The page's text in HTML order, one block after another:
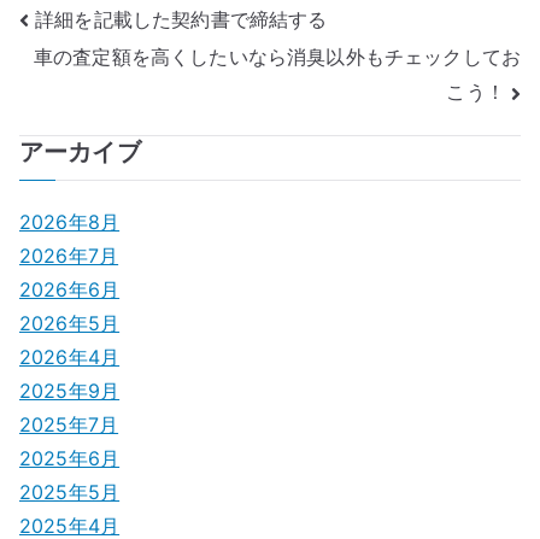
投
稿
ナ
ビ
ゲ
ー
シ
ョ
ン
詳細を記載した契約書で締結する
車の査定額を高くしたいなら消臭以外もチェックしてお
こう！
アーカイブ
2026年8月
2026年7月
2026年6月
2026年5月
2026年4月
2025年9月
2025年7月
2025年6月
2025年5月
2025年4月